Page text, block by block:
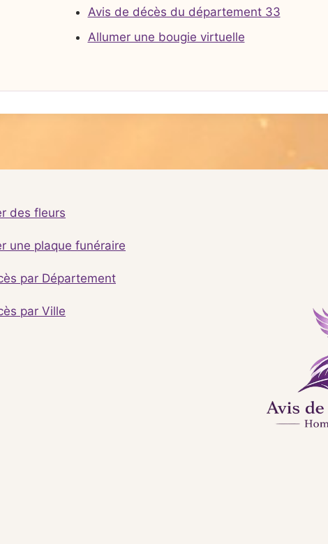
Avis de décès du département 33
Allumer une bougie virtuelle
des fleurs
une plaque funéraire
par Département
par Ville